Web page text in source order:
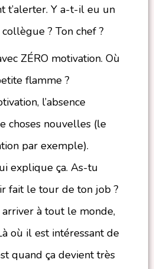
t’alerter. Y a-t-il eu un
? Ton chef ?
ZÉRO motivation. Où
flamme ?
l’absence
choses nouvelles (le
par exemple).
explique ça. As-tu
fait le tour de ton job ?
à tout le monde,
où il est intéressant de
quand ça devient très